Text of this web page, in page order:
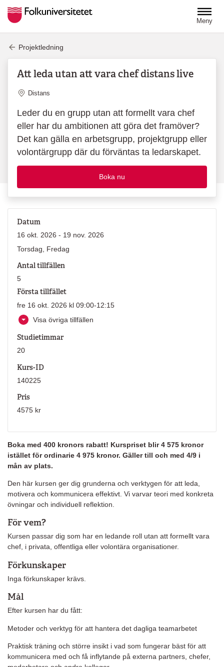
Meny
Projektledning
Att leda utan att vara chef distans live
Plats
Distans
Leder du en grupp utan att formellt vara chef
eller har du ambitionen att göra det framöver?
Det kan gälla en arbetsgrupp, projektgrupp eller
volontärgrupp där du förväntas ta ledarskapet.
Boka nu
Boka med 400 kronors rabatt! Kurspriset blir 4 575 kronor
istället för ordinarie 4 975 kronor. Gäller till och med 4/9 i
mån av plats.
Den här kursen ger dig grunderna och verktygen för att leda,
motivera och kommunicera effektivt. Vi varvar teori med konkreta
övningar och individuell reflektion.
För vem?
Kursen passar dig som har en ledande roll utan att formellt vara
chef, i privata, offentliga eller volontära organisationer.
Förkunskaper
Inga förkunskaper krävs.
Mål
Efter kursen har du fått:
Metoder och verktyg för att hantera det dagliga teamarbetet
Praktisk träning och större insikt i vad som fungerar bäst för att
kommunicera med och få inflytande på externa partners, chefer,
Datum
16 okt. 2026 - 19 nov. 2026
Torsdag, Fredag
Antal tillfällen
5
Första tillfället
fre 16 okt. 2026 kl 09:00-12:15
Visa övriga tillfällen
Studietimmar
20
Kurs-ID
140225
Pris
4575 kr